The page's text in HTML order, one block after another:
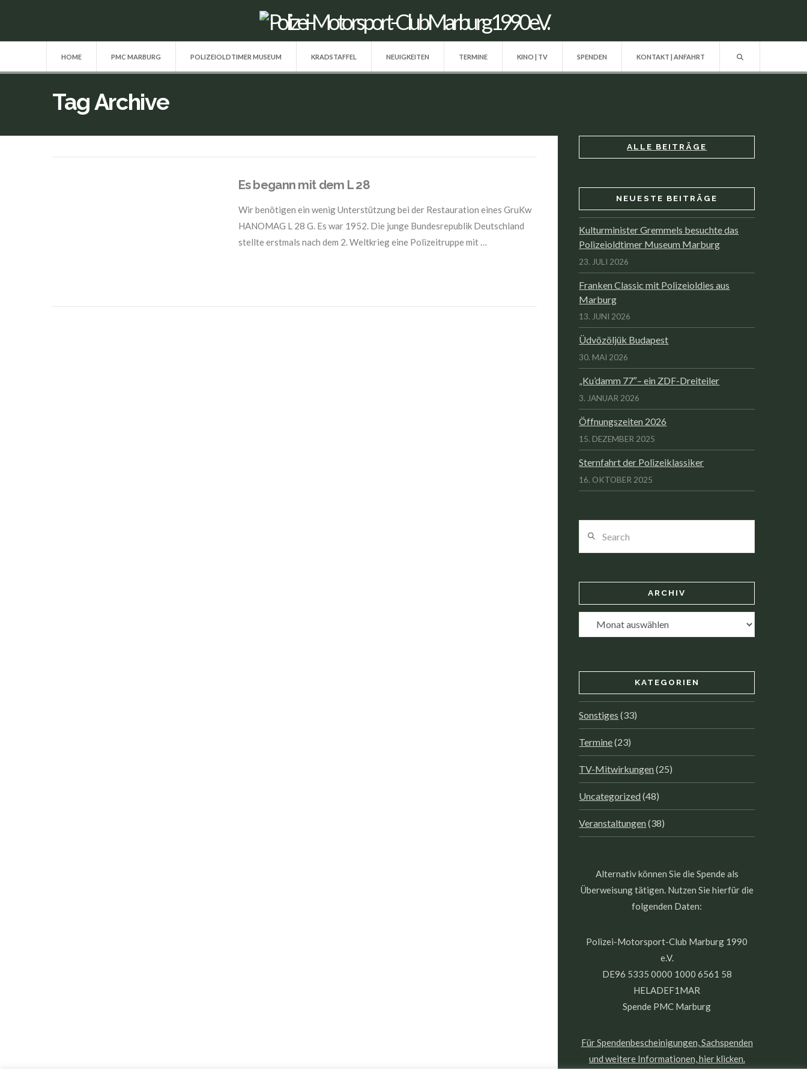
HOME PMC MARBURG POLIZEIOLDTIMER MUSEUM KRADSTAFFEL NEUIGKEITEN TERMINE KINO | TV SPENDEN KONTAKT | ANFAHRT
Tag Archive
Es begann mit dem L 28
Wir benötigen ein wenig Unterstützung bei der Restauration eines GruKw
HANOMAG L 28 G. Es war 1952. Die junge Bundesrepublik Deutschland
stellte erstmals nach dem 2. Weltkrieg eine Polizeitruppe mit …
ALLE BEITRÄGE
NEUESTE BEITRÄGE
Kulturminister Gremmels besuchte das
Polizeioldtimer Museum Marburg
23. JULI 2026
Franken Classic mit Polizeioldies aus
Marburg
13. JUNI 2026
Üdvözöljük Budapest
30. MAI 2026
„Ku’damm 77″– ein ZDF-Dreiteiler
3. JANUAR 2026
Öffnungszeiten 2026
15. DEZEMBER 2025
Sternfahrt der Polizeiklassiker
16. OKTOBER 2025
ARCHIV
Archiv
KATEGORIEN
Sonstiges (33)
Termine(23)
TV-Mitwirkungen(25)
Uncategorized(48)
Veranstaltungen(38)
Alternativ können Sie die Spende als
Überweisung tätigen. Nutzen Sie hierfür die
folgenden Daten:
Polizei-Motorsport-Club Marburg 1990
e.V.
DE96 5335 0000 1000 6561 58
HELADEF1MAR
Spende PMC Marburg
Für Spendenbescheinigungen, Sachspenden
und weitere Informationen, hier klicken.